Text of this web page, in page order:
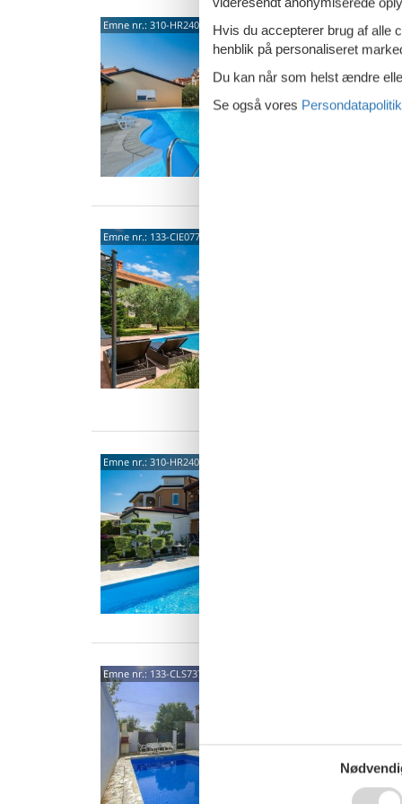
Emne nr.: 310-HR2400.642.1
4,5
3
2
Emne nr.: 133-CIE077
Emne nr.: 310-HR2400.669.1
Emne nr.: 133-CLS737
2
Hvis du accepterer brug af alle
henblik på personaliseret
Du kan når som helst ændre
Se også vores Persondatapolitik